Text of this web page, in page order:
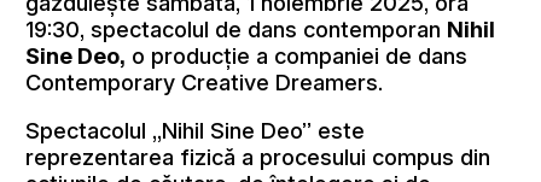
19:30, spectacolul de dans contemporan Nihil
Sine Deo, o producție a companiei de dans
Contemporary Creative Dreamers.
Spectacolul „Nihil Sine Deo” este
reprezentarea fizică a procesului compus din